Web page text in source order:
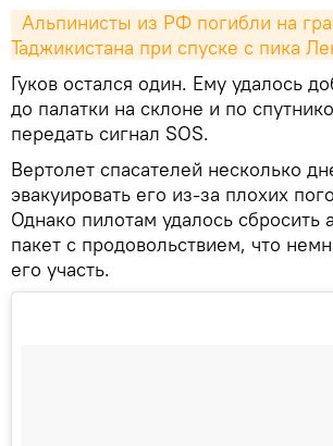
Таджикистана при спуске с пика
Гуков остался один. Ему удалось
до палатки на склоне и по
передать сигнал SOS.
Вертолет спасателей несколько
эвакуировать его из-за плохих
Однако пилотам удалось сбросить
пакет с продовольствием, что
его участь.